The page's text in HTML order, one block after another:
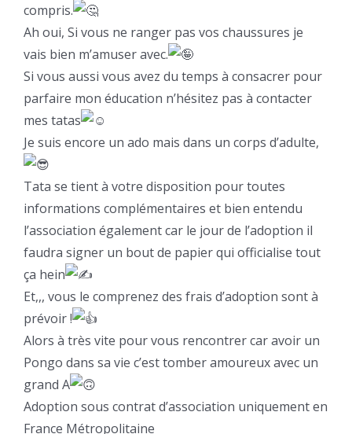
compris.
Ah oui, Si vous ne ranger pas vos chaussures je
vais bien m’amuser avec.
Si vous aussi vous avez du temps à consacrer pour
parfaire mon éducation n’hésitez pas à contacter
mes tatas
Je suis encore un ado mais dans un corps d’adulte,
Tata se tient à votre disposition pour toutes
informations complémentaires et bien entendu
l’association également car le jour de l’adoption il
faudra signer un bout de papier qui officialise tout
ça hein
Et,,, vous le comprenez des frais d’adoption sont à
prévoir !
Alors à très vite pour vous rencontrer car avoir un
Pongo dans sa vie c’est tomber amoureux avec un
grand A
Adoption sous contrat d’association uniquement en
France Métropolitaine